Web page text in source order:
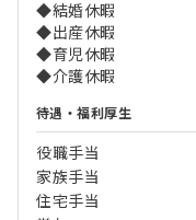
◆結婚休暇
◆出産休暇
◆育児休暇
◆介護休暇
待遇・福利厚生
役職手当
家族手当
住宅手当